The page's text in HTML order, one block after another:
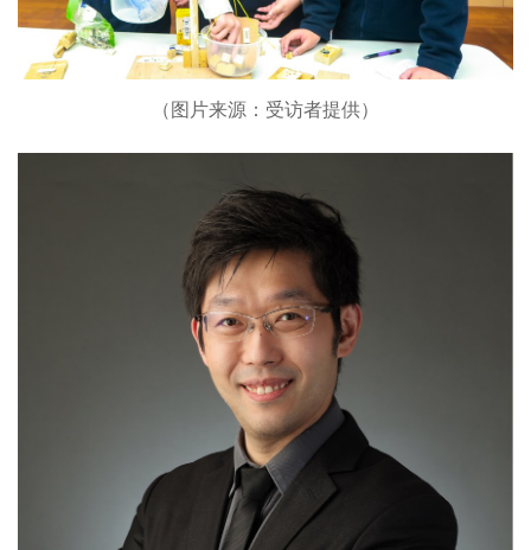
（图片来源：受访者提供）